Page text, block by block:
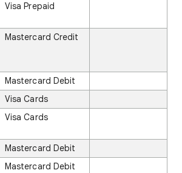
Visa Prepaid
Mastercard Credit
Mastercard Debit
Visa Cards
Visa Cards
Mastercard Debit
Mastercard Debit